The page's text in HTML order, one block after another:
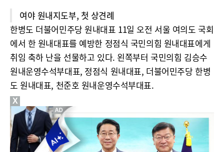
여야 원내지도부, 첫 상견례
한병도 더불어민주당 원내대표 11일 오전 서울 여의도 국회
에서 한 원내대표를 예방한 정점식 국민의힘 원내대표에게
취임 축하 난을 선물하고 있다. 왼쪽부터 국민의힘 김승수
원내운영수석부대표, 정점식 원내대표, 더불어민주당 한병
도 원내대표, 천준호 원내운영수석부대표.
X